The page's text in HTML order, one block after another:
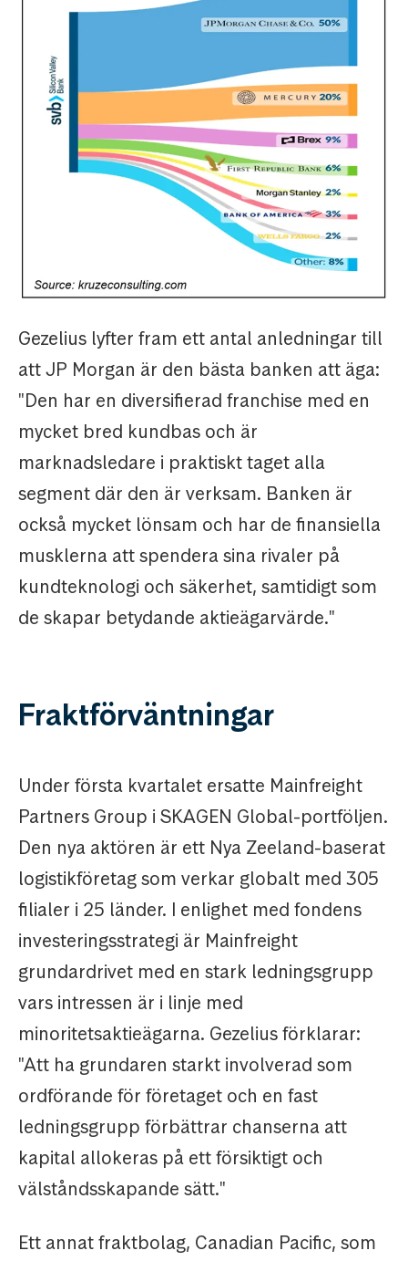
Gezelius lyfter fram ett antal anledningar till
att JP Morgan är den bästa banken att äga:
"Den har en diversifierad franchise med en
mycket bred kundbas och är
marknadsledare i praktiskt taget alla
segment där den är verksam. Banken är
också mycket lönsam och har de finansiella
musklerna att spendera sina rivaler på
kundteknologi och säkerhet, samtidigt som
de skapar betydande aktieägarvärde."
Fraktförväntningar
Under första kvartalet ersatte Mainfreight
Partners Group i SKAGEN Global-portföljen.
Den nya aktören är ett Nya Zeeland-baserat
logistikföretag som verkar globalt med 305
filialer i 25 länder. I enlighet med fondens
investeringsstrategi är Mainfreight
grundardrivet med en stark ledningsgrupp
vars intressen är i linje med
minoritetsaktieägarna. Gezelius förklarar:
"Att ha grundaren starkt involverad som
ordförande för företaget och en fast
ledningsgrupp förbättrar chanserna att
kapital allokeras på ett försiktigt och
välståndsskapande sätt."
Ett annat fraktbolag, Canadian Pacific, som